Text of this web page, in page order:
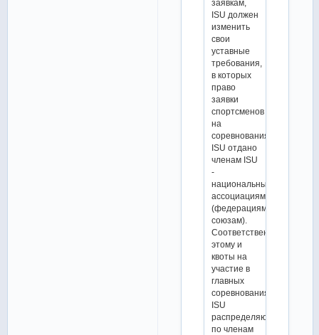
заявкам,
ISU должен
изменить
свои
уставные
требования,
в которых
право
заявки
спортсменов
на
соревнования
ISU отдано
членам ISU
-
национальным
ассоциациям
(федерациям,
союзам).
Соответственно
этому и
квоты на
участие в
главных
соревнования
ISU
распределяются
по членам